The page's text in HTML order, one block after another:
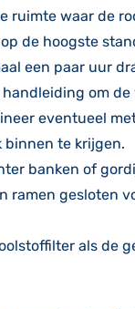
ruimte waar de
de hoogste
een paar uur
om
eventueel
binnen te krijgen.
banken of
ramen gesloten
als de